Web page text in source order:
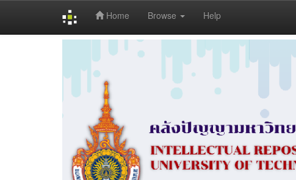
Home Browse Help